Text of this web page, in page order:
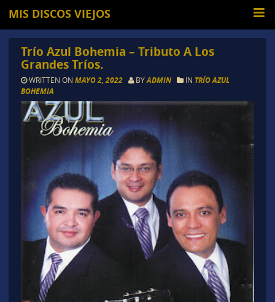
MIS DISCOS VIEJOS
Trío Azul Bohemia – Tributo A Los
Grandes Tríos.
WRITTEN ON MAYO 2, 2022 BYADMIN IN TRÍO AZUL
BOHEMIA